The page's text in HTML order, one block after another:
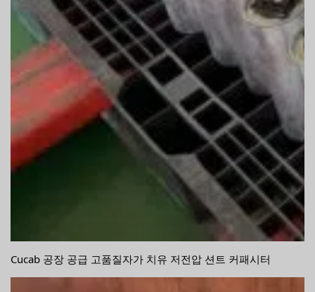
Cucab 공장 공급 고품질자가 치유 저전압 션트 커패시터